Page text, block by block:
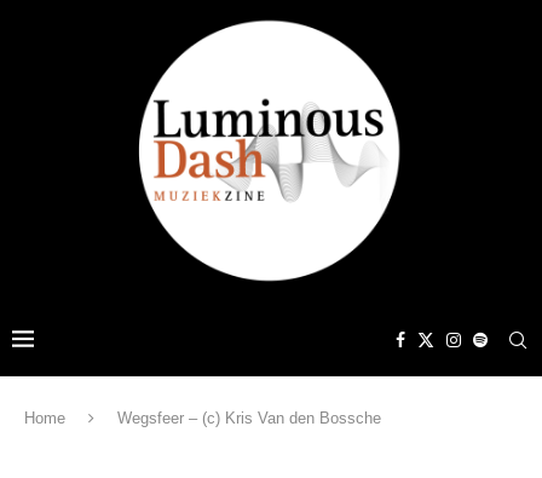
Home Wegsfeer – (c) Kris Van den Bossche